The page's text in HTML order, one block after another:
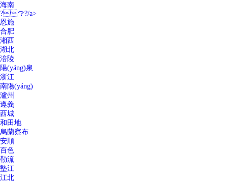
海南
?？?/a>
恩施
合肥
湘西
湖北
涪陵
陽(yáng)泉
浙江
南陽(yáng)
瀘州
遵義
西城
和田地
烏蘭察布
安順
百色
勒流
墊江
江北